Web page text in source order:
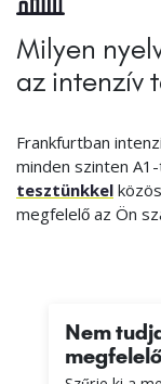
Milyen
az intenzív
Frankfurtban
minden szinten
tesztünkkel
megfelelő az Ön
Nem